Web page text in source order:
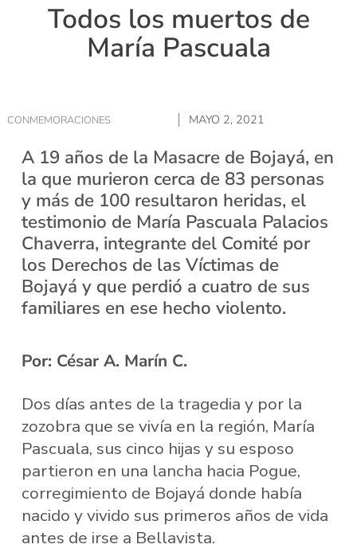
Todos los muertos de
María Pascuala
CONMEMORACIONES MAYO 2, 2021
A 19 años de la Masacre de Bojayá, en
la que murieron cerca de 83 personas
y más de 100 resultaron heridas, el
testimonio de María Pascuala Palacios
Chaverra, integrante del Comité por
los Derechos de las Víctimas de
Bojayá y que perdió a cuatro de sus
familiares en ese hecho violento.
Por: César A. Marín C.
Dos días antes de la tragedia y por la
zozobra que se vivía en la región, María
Pascuala, sus cinco hijas y su esposo
partieron en una lancha hacia Pogue,
corregimiento de Bojayá donde había
nacido y vivido sus primeros años de vida
antes de irse a Bellavista.